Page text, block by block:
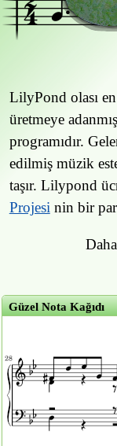
LilyPond olası
üretmeye
programıdır.
edilmiş müzik
taşır. Lilypond
Projesi nin bir
Güzel Nota Kağıdı